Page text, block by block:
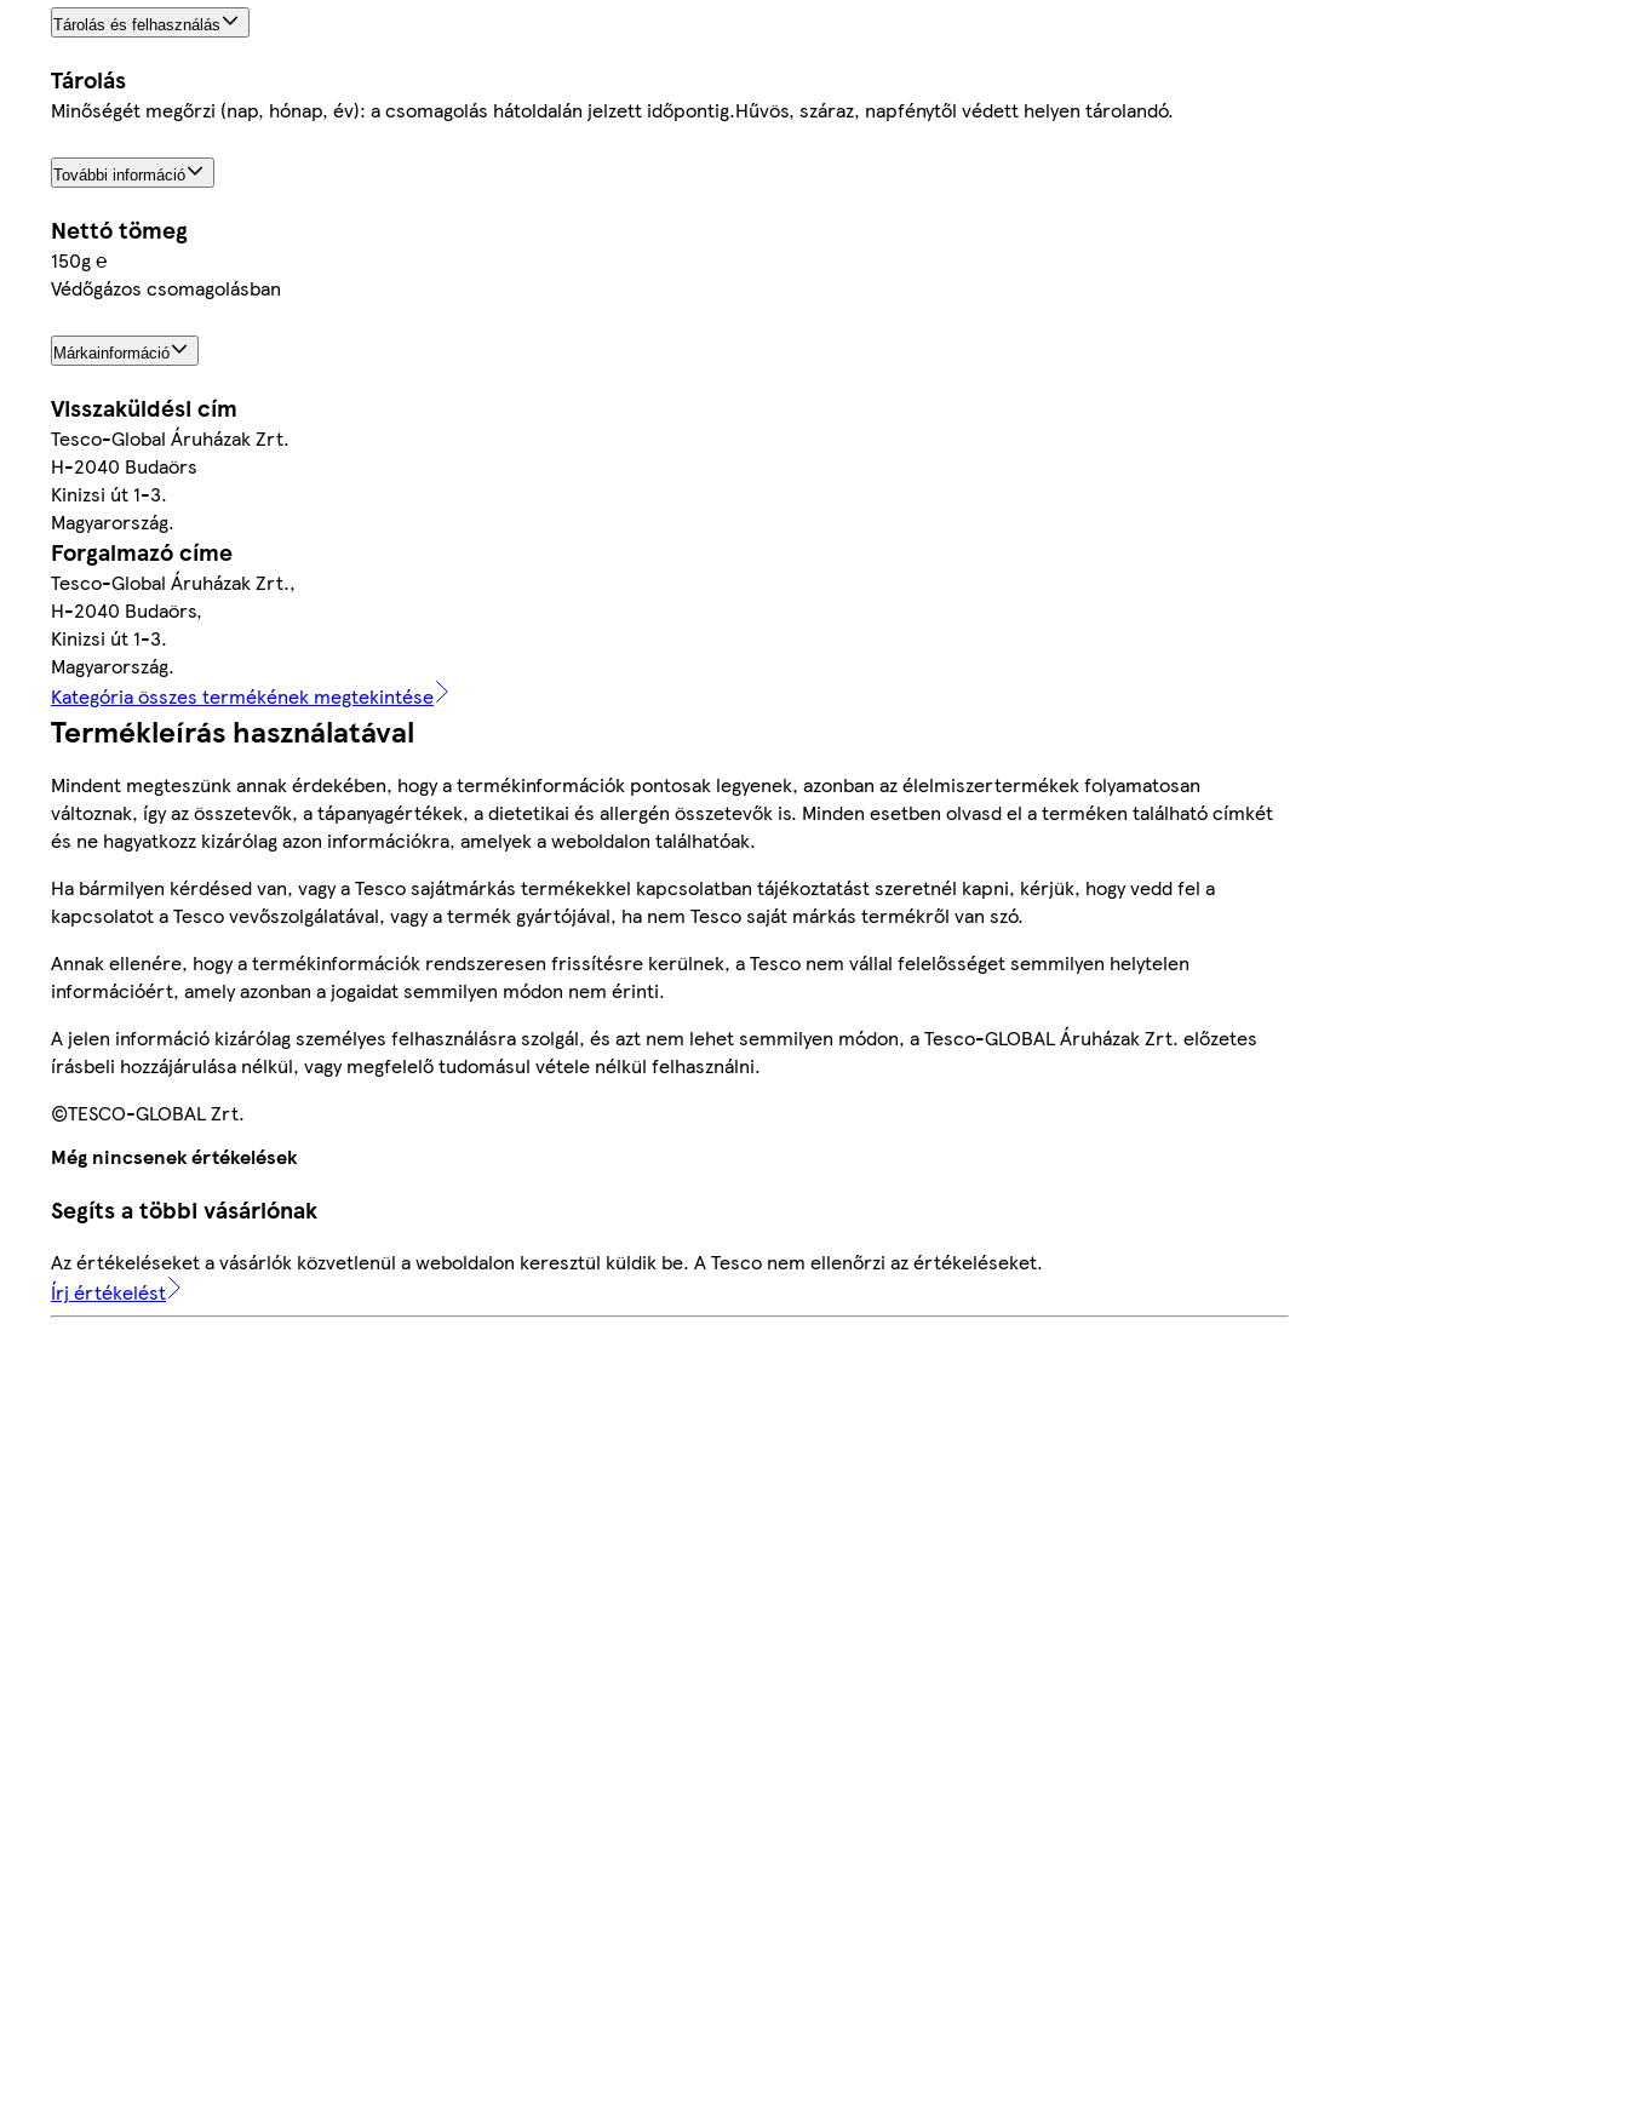
Tárolás és felhasználás
Tárolás
Minőségét megőrzi (nap, hónap, év): a csomagolás hátoldalán jelzett időpontig.Hűvös, száraz, napfénytől védett helyen tárolandó.
További információ
Nettó tömeg
150g ℮
Védőgázos csomagolásban
Márkainformáció
Visszaküldési cím
Tesco-Global Áruházak Zrt.
H-2040 Budaörs
Kinizsi út 1-3.
Magyarország.
Forgalmazó címe
Tesco-Global Áruházak Zrt.,
H-2040 Budaörs,
Kinizsi út 1-3.
Magyarország.
Kategória összes termékének megtekintése
Termékleírás használatával
Mindent megteszünk annak érdekében, hogy a termékinformációk pontosak legyenek, azonban az élelmiszertermékek folyamatosan
változnak, így az összetevők, a tápanyagértékek, a dietetikai és allergén összetevők is. Minden esetben olvasd el a terméken található címkét
és ne hagyatkozz kizárólag azon információkra, amelyek a weboldalon találhatóak.
Ha bármilyen kérdésed van, vagy a Tesco sajátmárkás termékekkel kapcsolatban tájékoztatást szeretnél kapni, kérjük, hogy vedd fel a
kapcsolatot a Tesco vevőszolgálatával, vagy a termék gyártójával, ha nem Tesco saját márkás termékről van szó.
Annak ellenére, hogy a termékinformációk rendszeresen frissítésre kerülnek, a Tesco nem vállal felelősséget semmilyen helytelen
információért, amely azonban a jogaidat semmilyen módon nem érinti.
A jelen információ kizárólag személyes felhasználásra szolgál, és azt nem lehet semmilyen módon, a Tesco-GLOBAL Áruházak Zrt. előzetes
írásbeli hozzájárulása nélkül, vagy megfelelő tudomásul vétele nélkül felhasználni.
©TESCO-GLOBAL Zrt.
Még nincsenek értékelések
Segíts a többi vásárlónak
Az értékeléseket a vásárlók közvetlenül a weboldalon keresztül küldik be. A Tesco nem ellenőrzi az értékeléseket.
Írj értékelést